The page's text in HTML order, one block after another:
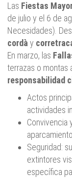
Las Fiestas
de julio y el 6 de
Necesidades).
cordày
En marzo, las
terrazas o montas
responsabilidad
Actos
actividades
Convivencia
Seguridad:
extintores
específica